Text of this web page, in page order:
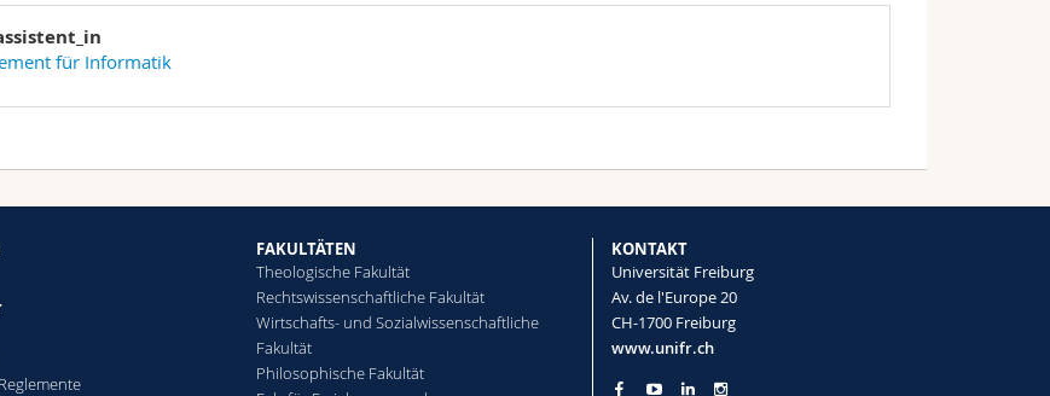
für Informatik
FAKULTÄTEN
Theologische Fakultät
Rechtswissenschaftliche Fakultät
Wirtschafts- und Sozialwissenschaftliche
Fakultät
Philosophische Fakultät
KONTAKT
Universität Freiburg
Av. de l'Europe 20
CH-1700 Freiburg
www.unifr.ch